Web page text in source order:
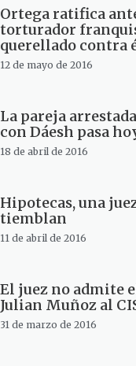
Ortega ratifica
torturador
querellado contra
12 de mayo de 2016
La pareja
con Dáesh pasa
18 de abril de 2016
Hipotecas, una
tiemblan
11 de abril de 2016
El juez no admite
Julian Muñoz al
31 de marzo de 2016